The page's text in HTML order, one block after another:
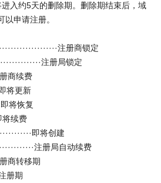
入约5天的删除期。删除期结束后，域
申请注册。
注册商锁定
注册局锁定
册商续费
即将更新
即将恢复
将续费
即将创建
注册局自动续费
册商转移期
册期